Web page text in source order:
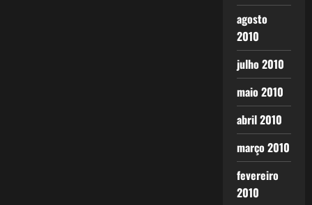
agosto
2010
julho 2010
maio 2010
abril 2010
março 2010
fevereiro
2010